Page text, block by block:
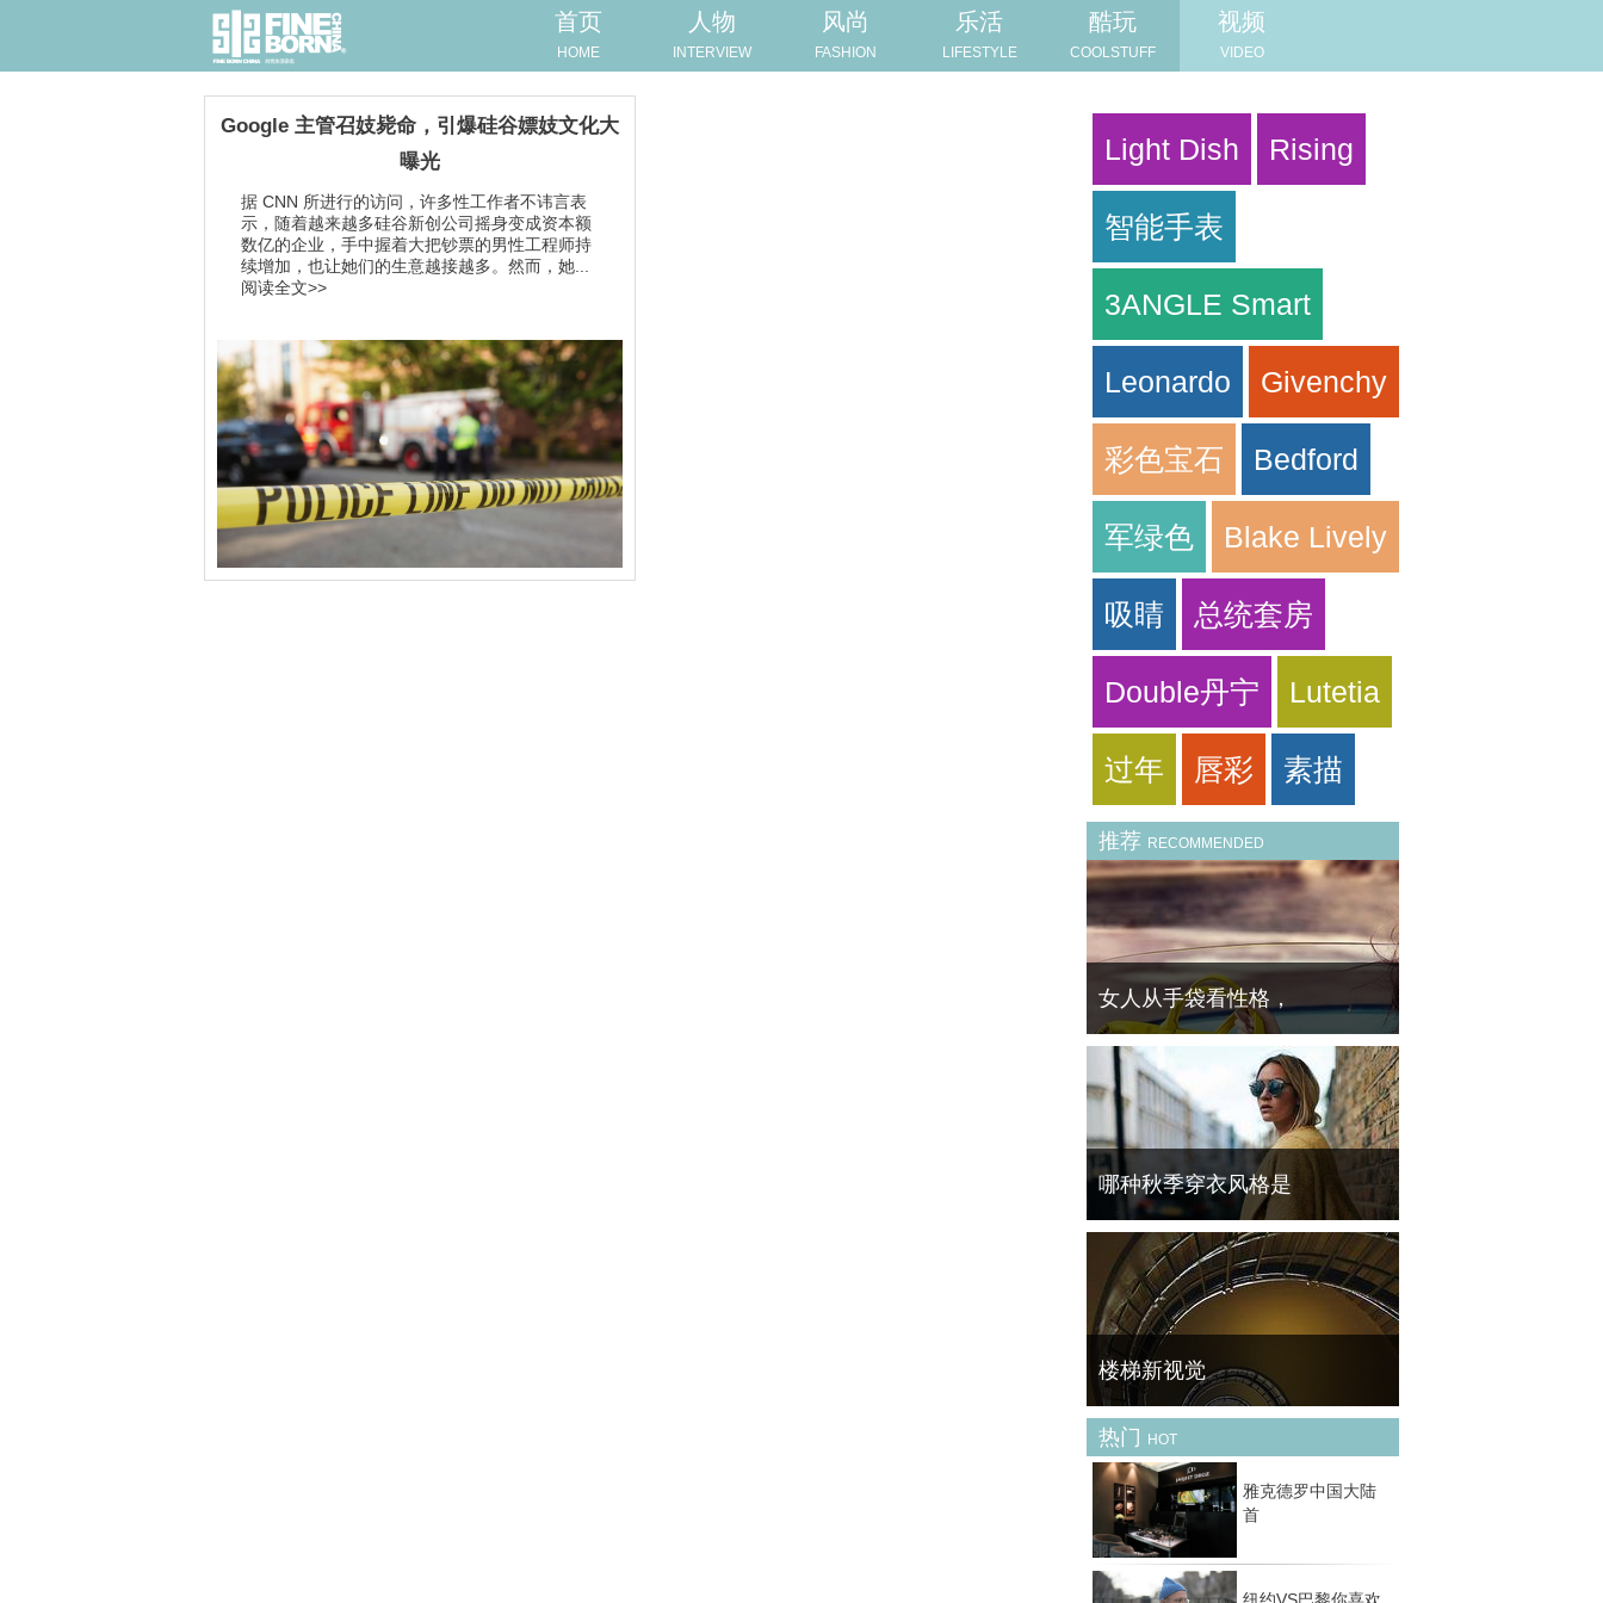
首页
HOME
人物
INTERVIEW
风尚
FASHION
乐活
LIFESTYLE
酷玩
COOLSTUFF
视频
VIDEO
Google 主管召妓毙命，引爆硅谷嫖妓文化大
曝光
据 CNN 所进行的访问，许多性工作者不讳言表
示，随着越来越多硅谷新创公司摇身变成资本额
数亿的企业，手中握着大把钞票的男性工程师持
续增加，也让她们的生意越接越多。然而，她...
阅读全文>>
Light Dish Rising
智能手表
3ANGLE Smart
Leonardo Givenchy
彩色宝石 Bedford
军绿色 Blake Lively
吸睛 总统套房
Double丹宁 Lutetia
过年 唇彩 素描
推荐 RECOMMENDED
女人从手袋看性格，
时尚，更多的是我们如何看待自己以及期望别
人看到我们的反映。对于大多数女性来说，一
个包袋是最适合投资的价值配件，是任何服装
与场合的日常必需品。而你所选择的包袋风格
对
哪种秋季穿衣风格是
天气逐渐降温，转眼间已进入深秋，人们穿的
衣服渐渐变厚，步履也越来越匆匆，从夹克到
大衣，开始出现了街头的身影之中。然而外套
的选择变得多样，每种外套代表不同的风格，
你
楼梯新视觉
德国摄影师Nils Eisfeld喜欢楼梯结构特有的线
条美，因此着迷于螺旋楼梯的拍摄，用仰视的
角度来突出建筑的迷人之处。利用不同的光线
将不同形状的楼梯拍出不同的感觉，使人身处
梦幻
热门 HOT
雅克德罗中国大陆
首